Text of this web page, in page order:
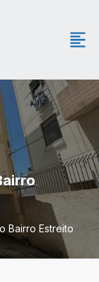
Bairro Estreito